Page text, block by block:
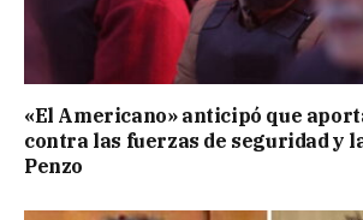
«El Americano» anticipó que
contra las fuerzas de seguridad y
Penzo